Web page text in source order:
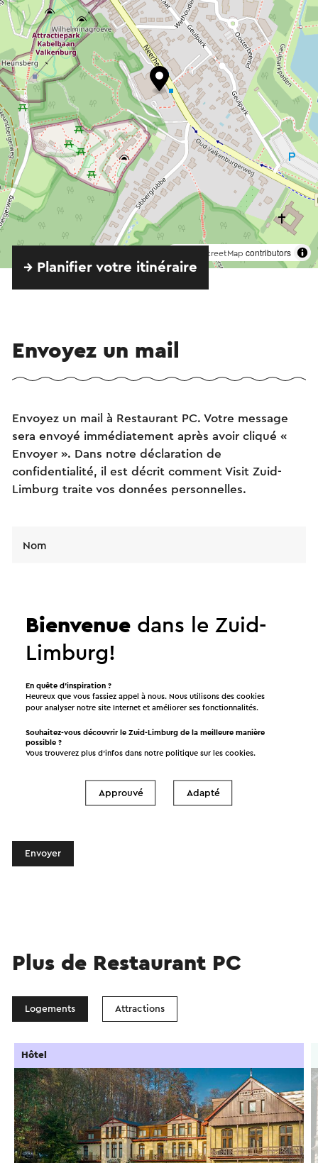
OpenStreetMap contributors
→ Planifier votre itinéraire
Envoyez un mail
Envoyez un mail à Restaurant PC. Votre message
sera envoyé immédiatement après avoir cliqué «
Envoyer ». Dans notre déclaration de
confidentialité, il est décrit comment Visit Zuid-
Limburg traite vos données personnelles.
Nom
J'aimerais recevoir le bulletin de Visit Zuid-
Envoyer
Plus de Restaurant PC
Logements Attractions
Hôtel
Bienvenue dans le Zuid-
Limburg!
En quête d’inspiration ?
Heureux que vous fassiez appel à nous. Nous utilisons des cookies
pour analyser notre site Internet et améliorer ses fonctionnalités.
Souhaitez-vous découvrir le Zuid-Limburg de la meilleure manière
possible ?
Vous trouverez plus d’infos dans notre politique sur lescookies
Approuvé Adapté